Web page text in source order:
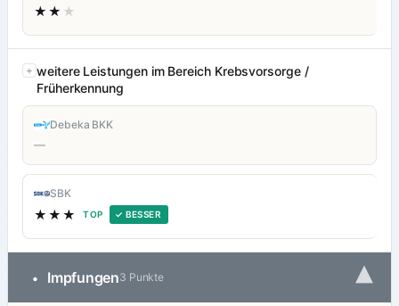
★★ ★
weitere Leistungen im Bereich Krebsvorsorge /
Früherkennung
Debeka BKK
—
SBK
★★★ TOP ✓ BESSER
• Impfungen3 Punkte ▾